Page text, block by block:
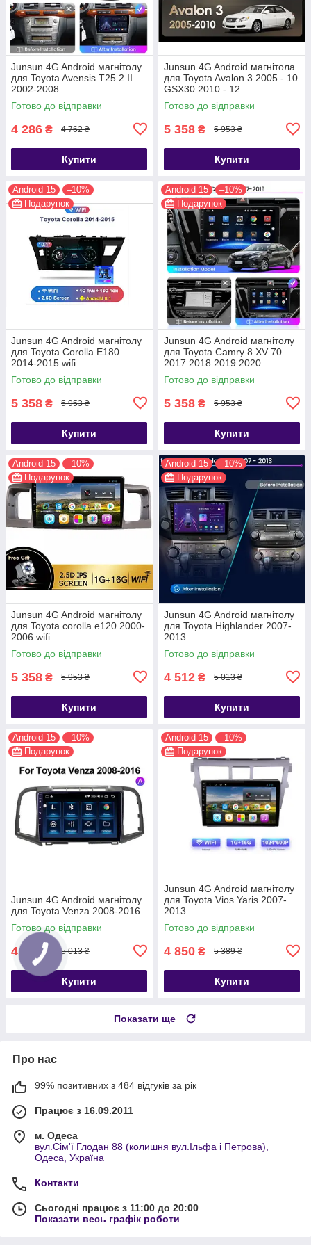
Junsun 4G Android магнітолу
для Toyota Avensis T25 2 II
2002-2008
Готово до відправки
4 286 ₴ 4 762 ₴
Купити
Junsun 4G Android магнітола
для Toyota Avalon 3 2005 - 10
GSX30 2010 - 12
Готово до відправки
5 358 ₴ 5 953 ₴
Купити
Android 15
–10%
Подарунок
Junsun 4G Android магнітолу
для Toyota Corolla E180
2014-2015 wifi
Готово до відправки
5 358 ₴ 5 953 ₴
Купити
Android 15
–10%
Подарунок
Junsun 4G Android магнітолу
для Toyota Camry 8 XV 70
2017 2018 2019 2020
Готово до відправки
5 358 ₴ 5 953 ₴
Купити
Android 15
–10%
Подарунок
Junsun 4G Android магнітолу
для Toyota corolla e120 2000-
2006 wifi
Готово до відправки
5 358 ₴ 5 953 ₴
Купити
Android 15
–10%
Подарунок
Junsun 4G Android магнітолу
для Toyota Highlander 2007-
2013
Готово до відправки
4 512 ₴ 5 013 ₴
Купити
Android 15
–10%
Подарунок
Junsun 4G Android магнітолу
для Toyota Venza 2008-2016
Готово до відправки
4 512₴ 5 013 ₴
Купити
Android 15
–10%
Подарунок
Junsun 4G Android магнітолу
для Toyota Vios Yaris 2007-
2013
Готово до відправки
4 850 ₴ 5 389 ₴
Купити
Показати ще
Про нас
99% позитивних з 484 відгуків за рік
Працює з 16.09.2011
м. Одеса
вул.Сім'ї Глодан 88 (колишня вул.Ільфа і Петрова),
Одеса, Україна
Контакти
Сьогодні працює з 11:00 до 20:00
Показати весь графік роботи